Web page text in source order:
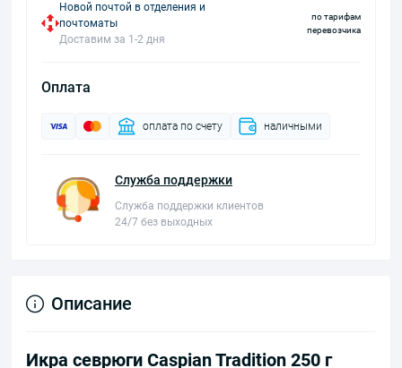
Новой почтой в отделения и
почтоматы
Доставим за 1-2 дня
по тарифам
перевозчика
Оплата
оплата по счету наличными
Служба поддержки
Служба поддержки клиентов
24/7 без выходных
Описание
Икра севрюги Caspian Tradition 250 г